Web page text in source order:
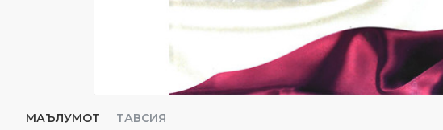
МАЪЛУМОТ ТАВСИЯ